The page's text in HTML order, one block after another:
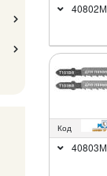
40802М
Код
40803М